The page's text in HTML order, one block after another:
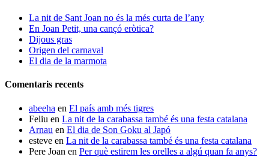
La nit de Sant Joan no és la més curta de l’any
En Joan Petit, una cançó eròtica?
Dijous gras
Origen del carnaval
El dia de la marmota
Comentaris recents
abeeha en El país amb més tigres
Feliu en La nit de la carabassa també és una festa catalana
Arnau en El dia de Son Goku al Japó
esteve en La nit de la carabassa també és una festa catalana
Pere Joan en Per què estirem les orelles a algú quan fa anys?